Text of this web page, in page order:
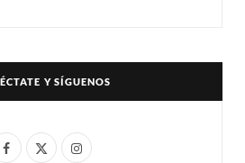
Y SÍGUENOS
F
X
I